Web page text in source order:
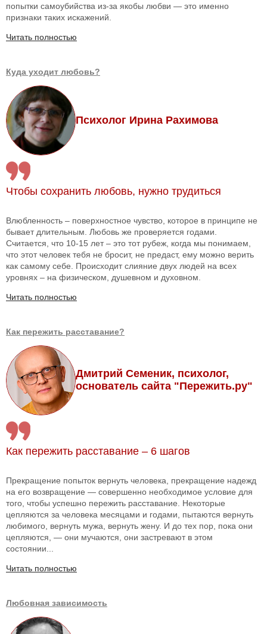
попытки самоубийства из-за якобы любви — это именно
признаки таких искажений.
Читать полностью
Куда уходит любовь?
Психолог Ирина Рахимова
Чтобы сохранить любовь, нужно трудиться
Влюбленность – поверхностное чувство, которое в принципе не
бывает длительным. Любовь же проверяется годами.
Считается, что 10-15 лет – это тот рубеж, когда мы понимаем,
что этот человек тебя не бросит, не предаст, ему можно верить
как самому себе. Происходит слияние двух людей на всех
уровнях – на физическом, душевном и духовном.
Читать полностью
Как пережить расставание?
Дмитрий Семеник, психолог,
основатель сайта "Пережить.ру"
Как пережить расставание – 6 шагов
Прекращение попыток вернуть человека, прекращение надежд
на его возвращение — совершенно необходимое условие для
того, чтобы успешно пережить расставание. Некоторые
цепляются за человека месяцами и годами, пытаются вернуть
любимого, вернуть мужа, вернуть жену. И до тех пор, пока они
цепляются, — они мучаются, они застревают в этом
состоянии...
Читать полностью
Любовная зависимость